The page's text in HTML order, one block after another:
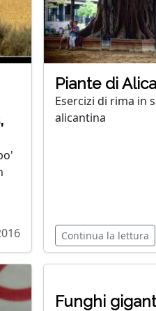
Piante di
Esercizi di rima in
alicantina
Continua la lettura
Funghi